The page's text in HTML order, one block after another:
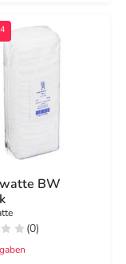
4
BW
(0)